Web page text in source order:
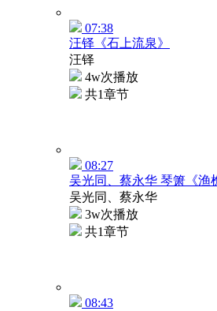
07:38
汪铎《石上流泉》
汪铎
4w次播放
共1章节
08:27
吴光同、蔡永华 琴箫《渔
吴光同、蔡永华
3w次播放
共1章节
08:43